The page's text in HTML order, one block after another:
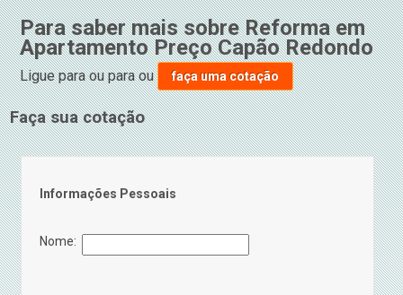
Para saber mais sobre Reforma em
Apartamento Preço Capão Redondo
Ligue paraou paraou faça uma cotação
Faça sua cotação
Informações Pessoais
Nome: